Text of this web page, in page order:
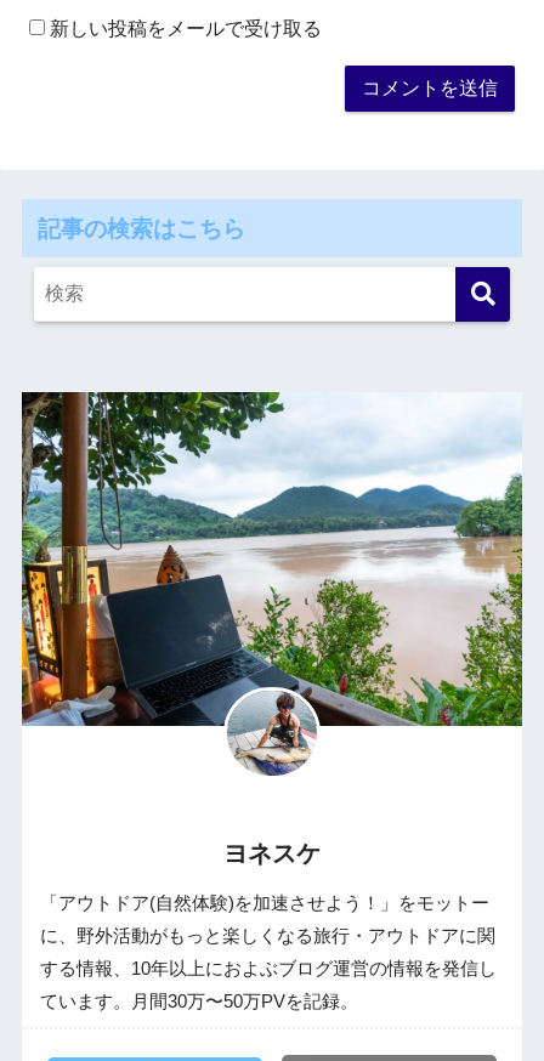
新しい投稿をメールで受け取る
記事の検索はこちら
ヨネスケ
「アウトドア(自然体験)を加速させよう！」をモットー
に、野外活動がもっと楽しくなる旅行・アウトドアに関
する情報、10年以上におよぶブログ運営の情報を発信し
ています。月間30万〜50万PVを記録。